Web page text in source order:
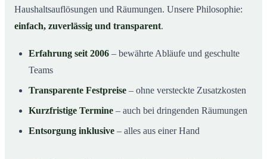
Haushaltsauflösungen und Räumungen. Unsere Philosophie:
einfach, zuverlässig und transparent.
Erfahrung seit 2006 – bewährte Abläufe und geschulte
Teams
Transparente Festpreise – ohne versteckte Zusatzkosten
Kurzfristige Termine – auch bei dringenden Räumungen
Entsorgung inklusive – alles aus einer Hand